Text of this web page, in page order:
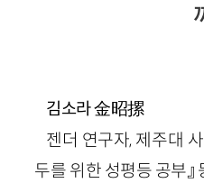
김소라金昭摞
젠더 연구자, 제주대
두를 위한 성평등 공부』